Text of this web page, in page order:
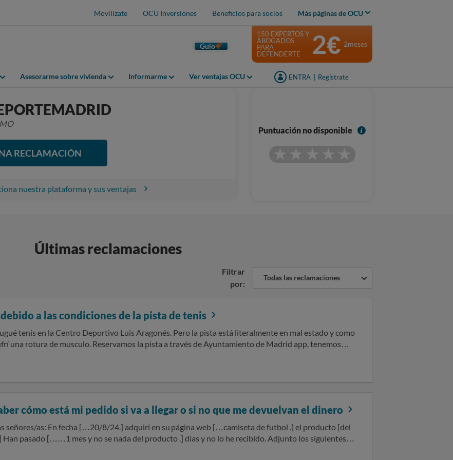
Movilízate OCU Inversiones Beneficios para socios Más páginas de OCU
Guio
Asesorarme sobre vivienda Informarme Ver ventajas OCU ENTRA Regístrate
150 EXPERTOS Y
ABOGADOS
PARA
DEFENDERTE
2€ 2meses
RECLAMACIÓN
nuestra plataforma y sus ventajas
Puntuación no disponible
I
Últimas reclamaciones
Filtrar
por:
Todas las reclamaciones
a las condiciones de la pista de tenis
tenis en la Centro Deportivo Luis Aragonés. Pero la pista está literalmente en mal estado y como
una rotura de musculo. Reservamos la pista a través de Ayuntamiento de Madrid app, tenemos
para jugar. Deseo solicitar la devolución de los gastos en los que he incurrido a raíz de la lesión,
cómo está mi pedido si va a llegar o si no que me devuelvan el dinero
su página web […camiseta de futbol .] el producto [del